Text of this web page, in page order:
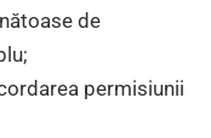
de
permisiunii